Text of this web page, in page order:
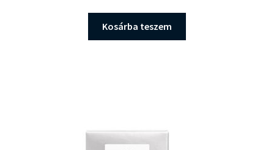
Kosárba teszem